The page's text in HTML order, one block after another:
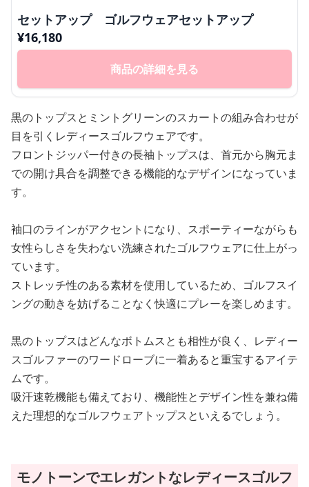
セットアップ ゴルフウェアセットアップ
¥16,180
商品の詳細を見る
黒のトップスとミントグリーンのスカートの組み合わせが
目を引くレディースゴルフウェアです。
フロントジッパー付きの長袖トップスは、首元から胸元ま
での開け具合を調整できる機能的なデザインになっていま
す。
袖口のラインがアクセントになり、スポーティーながらも
女性らしさを失わない洗練されたゴルフウェアに仕上がっ
ています。
ストレッチ性のある素材を使用しているため、ゴルフスイ
ングの動きを妨げることなく快適にプレーを楽しめます。
黒のトップスはどんなボトムスとも相性が良く、レディー
スゴルファーのワードローブに一着あると重宝するアイテ
ムです。
吸汗速乾機能も備えており、機能性とデザイン性を兼ね備
えた理想的なゴルフウェアトップスといえるでしょう。
モノトーンでエレガントなレディースゴルフ